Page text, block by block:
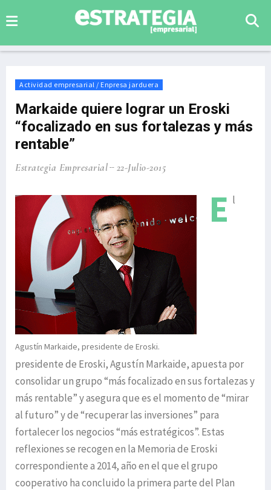
Actividad empresarial / Enpresa jarduera
Markaide quiere lograr un Eroski
“focalizado en sus fortalezas y más
rentable”
Estrategia Empresarial 22-Julio-2015
Agustín Markaide, presidente de Eroski.
E l
presidente de Eroski, Agustín Markaide, apuesta por
consolidar un grupo “más focalizado en sus fortalezas y
más rentable” y asegura que es el momento de “mirar
al futuro” y de “recuperar las inversiones” para
fortalecer los negocios “más estratégicos”. Estas
reflexiones se recogen en la Memoria de Eroski
correspondiente a 2014, año en el que el grupo
cooperativo ha concluido la primera parte del Plan